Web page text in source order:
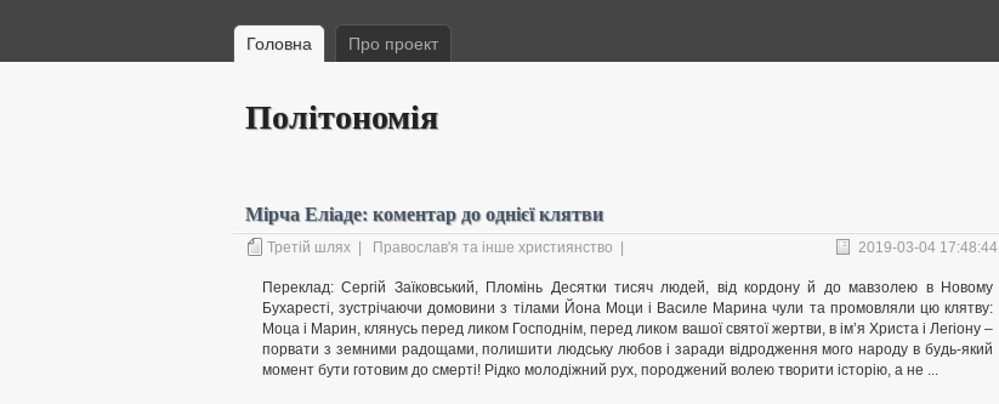
Головна Про проект
Політономія
Мірча Еліаде: коментар до однієї клятви
Третій шлях Православ'я та інше християнство 2019-03-04 17:48:44
Переклад: Сергій Заїковський, Пломінь Десятки тисяч людей, від кордону й до мавзолею в Новому
Бухаресті, зустрічаючи домовини з тілами Йона Моци і Василе Марина чули та промовляли цю клятву:
Моца і Марин, клянусь перед ликом Господнім, перед ликом вашої святої жертви, в ім’я Христа і Легіону –
порвати з земними радощами, полишити людську любов і заради відродження мого народу в будь-який
момент бути готовим до смерті! Рідко молодіжний рух, породжений волею творити історію, а не ...